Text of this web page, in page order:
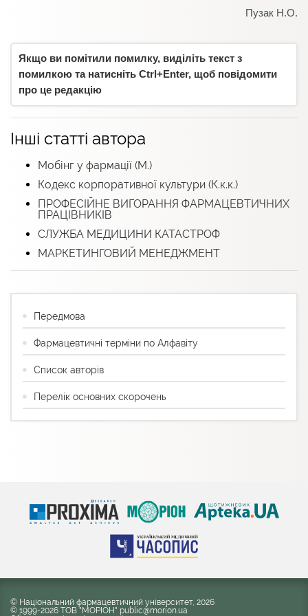
Пузак Н.О.
Якщо ви помітили помилку, виділіть текст з
помилкою та натисніть Ctrl+Enter, щоб повідомити
про це редакцію
Інші статті автора
Мобінг у фармації (М.)
Кодекс корпоративної культури (К.к.к.)
ПРОФЕСІЙНЕ ВИГОРАННЯ ФАРМАЦЕВТИЧНИХ
ПРАЦІВНИКІВ
СЛУЖБА МЕДИЦИНИ КАТАСТРОФ
МАРКЕТИНГОВИЙ МЕНЕДЖМЕНТ
Передмова
Фармацевтичні терміни по Алфавіту
Список авторів
Перелік основних скорочень
© Національний фармацевтичний університет, 2026
© 1999-2026 ТОВ "МОРІОН" public@morion.ua